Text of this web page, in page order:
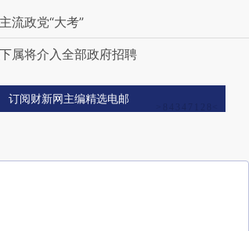
流政党“大考”
属将介入全部政府招聘
订阅财新网主编精选电邮